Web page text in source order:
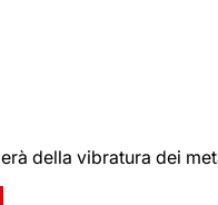
della vibratura dei